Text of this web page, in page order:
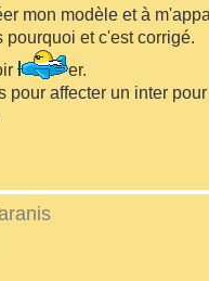
mon modèle et à
et c'est corrigé.
er.
pour affecter un inter